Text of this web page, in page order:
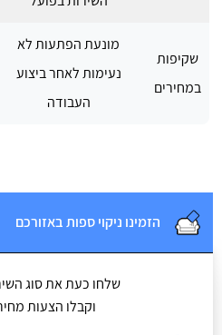
שקיפות
במחירים
מונעת הפתעות לא
נעימות לאחר ביצוע
העבודה
הזמינו ניקוי ספות באזורכם
שלחו כעת את סוג
וקבלו הצעות